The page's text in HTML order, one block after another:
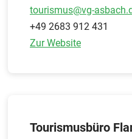
tourismus@vg-
+49 2683 912 431
Zur Website
Tourismusbüro